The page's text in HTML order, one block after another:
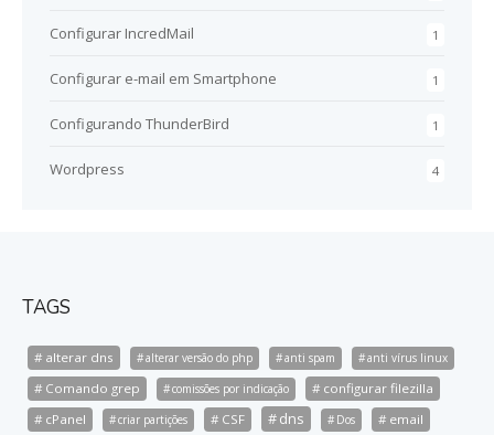
1
Configurar IncredMail
1
Configurar e-mail em Smartphone
1
Configurando ThunderBird
4
Wordpress
TAGS
alterar dns alterar versão do php anti spam anti vírus linux
Comando grep comissões por indicação
configurar filezilla
cPanel
criar partições CSF dns Dos email